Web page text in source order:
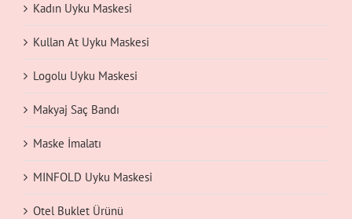
Kadın Uyku Maskesi
Kullan At Uyku Maskesi
Logolu Uyku Maskesi
Makyaj Saç Bandı
Maske İmalatı
MINFOLD Uyku Maskesi
Otel Buklet Ürünü